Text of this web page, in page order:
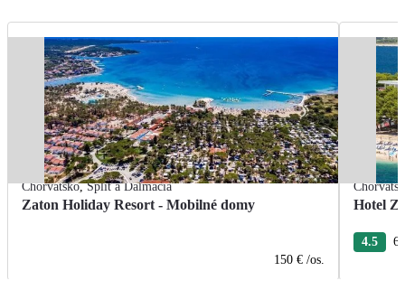
Chorvátsko,Split a Dalmácia
Zaton Holiday Resort - Mobilné domy
150 € /os.
Hotel
4.5